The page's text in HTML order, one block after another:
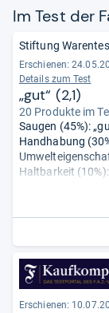
Im Test der
Stiftung
Erschienen:
Details zum Test
„gut“ (2,1)
20 Produkte im
Saugen (45%):
Handhabung
Haltbarkeit
Erschienen: